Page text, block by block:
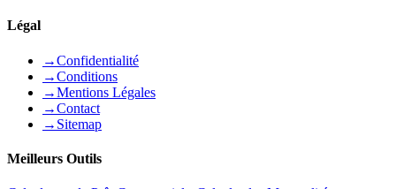
Légal
→Confidentialité
→Conditions
→Mentions Légales
→Contact
→ Sitemap
Meilleurs Outils